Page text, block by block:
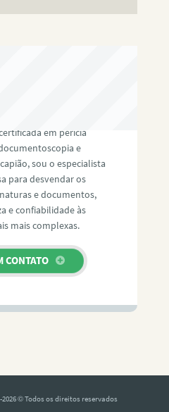
em perícia
e
sou o especialista
para desvendar os
e documentos,
e confiabilidade às
mais complexas.
CONTATO
2026 © Todos os direitos reservados